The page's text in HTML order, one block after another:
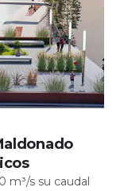
m³/s su caudal